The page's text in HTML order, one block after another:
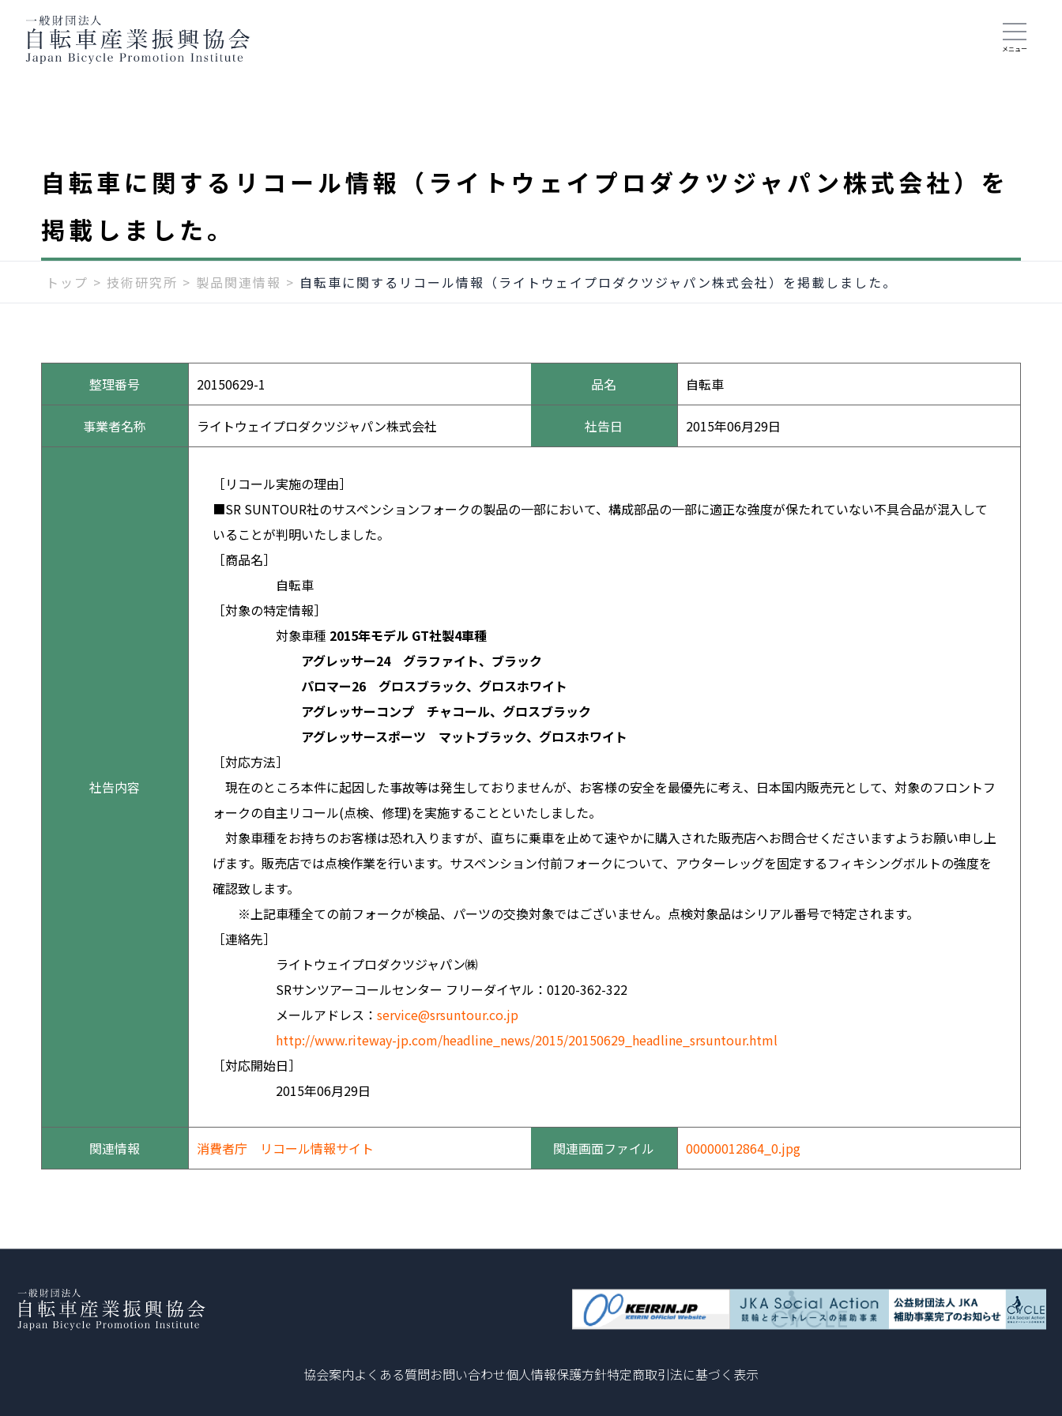
自転車に関するリコール情報（ライトウェイプロダクツジャパン株式会社）を
掲載しました。
トップ > 技術研究所 > 製品関連情報 > 自転車に関するリコール情報（ライトウェイプロダクツジャパン株式会社）を掲載しました。
整理番号 20150629-1 品名 自転車
事業者名称 ライトウェイプロダクツジャパン株式会社 社告日 2015年06月29日
社告内容
［リコール実施の理由］
■SR SUNTOUR社のサスペンションフォークの製品の一部において、構成部品の一部に適正な強度が保たれていない不具合品が混入して
いることが判明いたしました。
［商品名］
自転車
［対象の特定情報］
対象車種 2015年モデル GT社製4車種
アグレッサー24 グラファイト、ブラック
パロマー26 グロスブラック、グロスホワイト
アグレッサーコンプ チャコール、グロスブラック
アグレッサースポーツ マットブラック、グロスホワイト
［対応方法］
現在のところ本件に起因した事故等は発生しておりませんが、お客様の安全を最優先に考え、日本国内販売元として、対象のフロントフ
ォークの自主リコール(点検、修理)を実施することといたしました。
対象車種をお持ちのお客様は恐れ入りますが、直ちに乗車を止めて速やかに購入された販売店へお問合せくださいますようお願い申し上
げます。販売店では点検作業を行います。サスペンション付前フォークについて、アウターレッグを固定するフィキシングボルトの強度を
確認致します。
※上記車種全ての前フォークが検品、パーツの交換対象ではございません。点検対象品はシリアル番号で特定されます。
［連絡先］
ライトウェイプロダクツジャパン㈱
SRサンツアーコールセンター フリーダイヤル：0120-362-322
メールアドレス： service@srsuntour.co.jp
http://www.riteway-jp.com/headline_news/2015/20150629_headline_srsuntour.html
［対応開始日］
2015年06月29日
関連情報 消費者庁 リコール情報サイト 関連画面ファイル 00000012864_0.jpg
協会案内よくある質問お問い合わせ個人情報保護方針特定商取引法に基づく表示